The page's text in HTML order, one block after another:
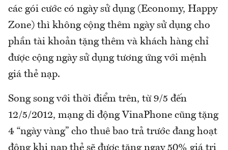
các gói cước có ngày sử dụng (Economy, Happy
Zone) thì không cộng thêm ngày sử dụng cho
phần tài khoản tặng thêm và khách hàng chỉ
được cộng ngày sử dụng tương ứng với mệnh
giá thẻ nạp.
Song song với thời điểm trên, từ 9/5 đến
12/5/2012, mạng di động VinaPhone cũng tặng
4 “ngày vàng” cho thuê bao trả trước đang hoạt
động khi nạp thẻ sẽ được tặng ngay 50% giá trị